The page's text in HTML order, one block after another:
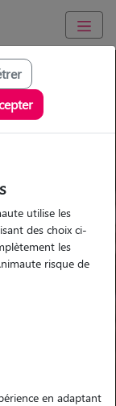
Ville
utilise les
des choix ci-
les
risque de
en adaptant